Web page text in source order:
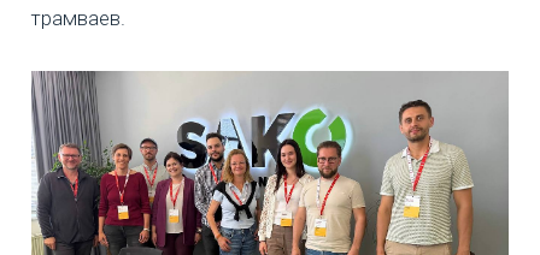
трамваев.